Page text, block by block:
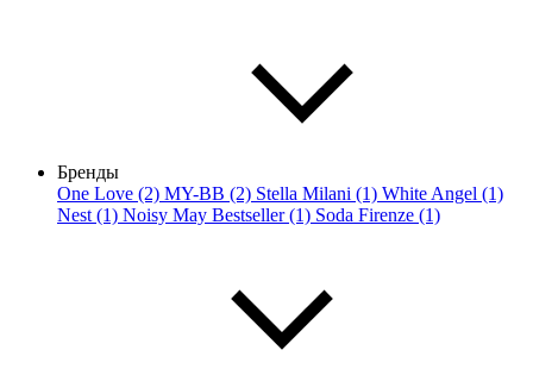
Бренды
One Love (2) MY-BB (2) Stella Milani (1) White Angel (1)
Nest (1) Noisy May Bestseller (1) Soda Firenze (1)